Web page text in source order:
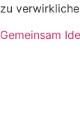
zu
Gemeinsam